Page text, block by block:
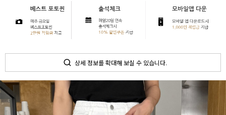
상세 정보를 확대해 보실 수 있습니다.